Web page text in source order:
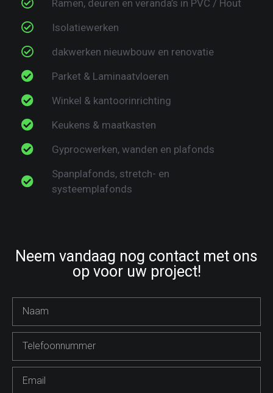
Ramen, deuren en veranda’s in PVC / Hout​
Isolatiewerken
dakwerken nieuwbouw en renovatie​
Parket & Laminaatvloeren
Winkel & kantoorinrichting
Keukens & maatkasten
Gyprocwerken, wanden en plafonds
Spanplafonds, stretch- en
systeemplafonds​
Neem vandaag nog contact met ons
op voor uw project!